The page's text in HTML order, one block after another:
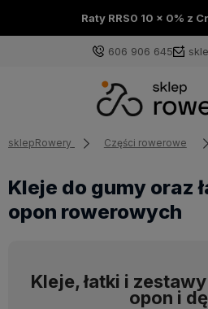
Raty RRS0 10 x 0% z
606 906 645
sklepRowery Części rowerowe
Kleje do gumy oraz
opon rowerowych
Kleje, łatki i
opon i